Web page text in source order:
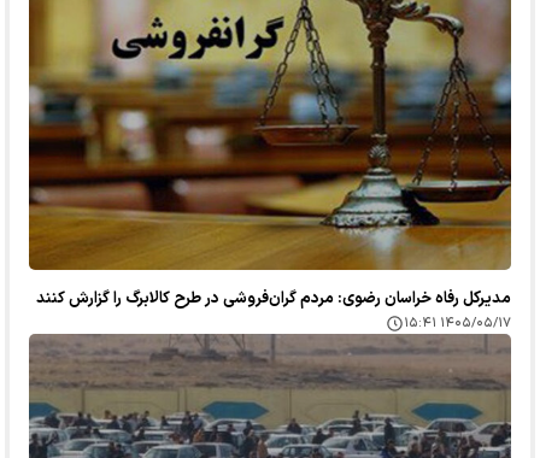
مدیرکل رفاه خراسان رضوی: مردم گران‌فروشی در طرح کالابرگ را گزارش کنند
۱۴۰۵/۰۵/۱۷ ۱۵:۴۱